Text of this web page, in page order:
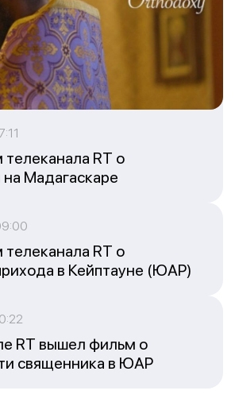
RT о
Мадагаскаре
RT о
в Кейптауне (ЮАР)
RT вышел фильм о
священника в ЮАР